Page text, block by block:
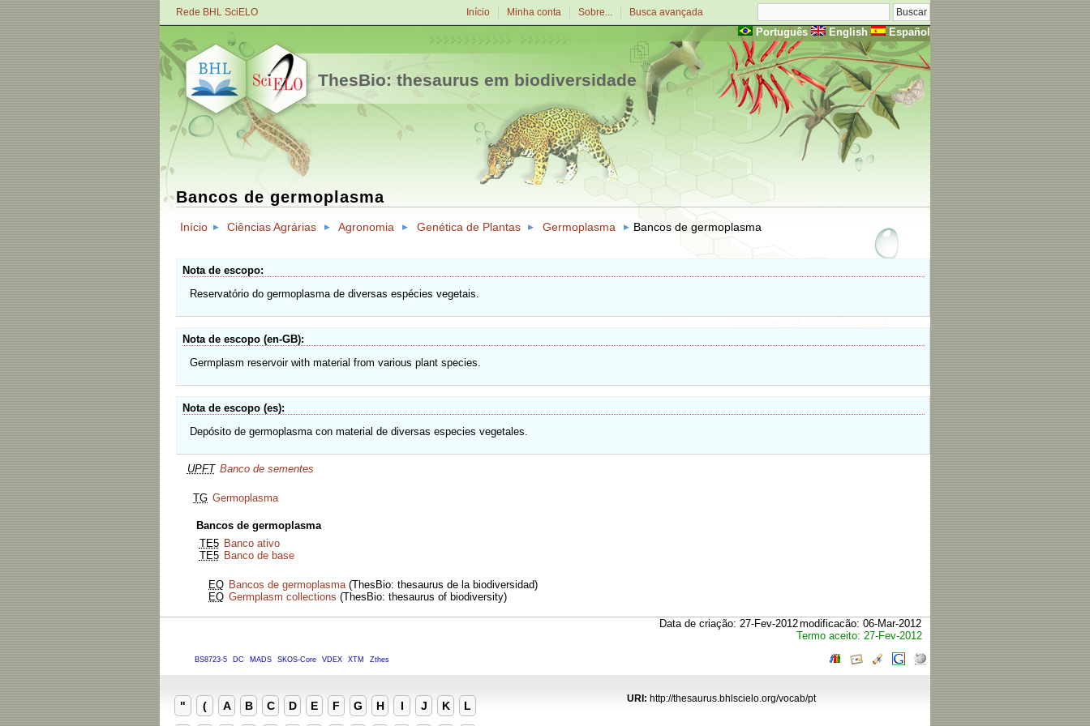
Rede BHL SciELO Início Minha conta Sobre... Busca avançada
Português English Español
ThesBio: thesaurus em biodiversidade
Bancos de germoplasma
Início Ciências Agrárias Agronomia Genética de Plantas Germoplasma Bancos de germoplasma
Nota de escopo
Reservatório do germoplasma de diversas espécies vegetais.
Nota de escopo (en-GB)
Germplasm reservoir with material from various plant species.
Nota de escopo (es)
Depósito de germoplasma con material de diversas especies vegetales.
UPFT Banco de sementes
TG Germoplasma
Bancos de germoplasma
TE5 Banco ativo
TE5 Banco de base
EQ Bancos de germoplasma(ThesBio: thesaurus de la biodiversidad)
EQ Germplasm collections (ThesBio: thesaurus of biodiversity)
Data de criação: 27-Fev-2012modificacão: 06-Mar-2012
Termo aceito: 27-Fev-2012
BS8723-5 DC MADS SKOS-Core VDEX XTM Zthes
" ( A B C D E F G H I J K L
URI: http://thesaurus.bhlscielo.org/vocab/pt